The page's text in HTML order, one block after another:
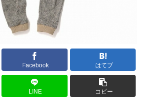
Facebook はてブ
LINE コピー